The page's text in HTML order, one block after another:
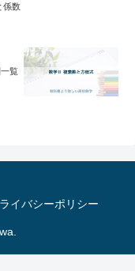
係数
覧
イバシーポリシー